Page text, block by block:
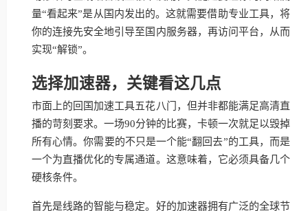
量“看起来”是从国内发出的。这就需要借助专业工具，将
你的连接先安全地引导至国内服务器，再访问平台，从而
实现“解锁”。
选择加速器，关键看这几点
市面上的回国加速工具五花八门，但并非都能满足高清直
播的苛刻要求。一场90分钟的比赛，卡顿一次就足以毁掉
所有心情。你需要的不只是一个能“翻回去”的工具，而是
一个为直播优化的专属通道。这意味着，它必须具备几个
硬核条件。
首先是线路的智能与稳定。好的加速器拥有广泛的全球节